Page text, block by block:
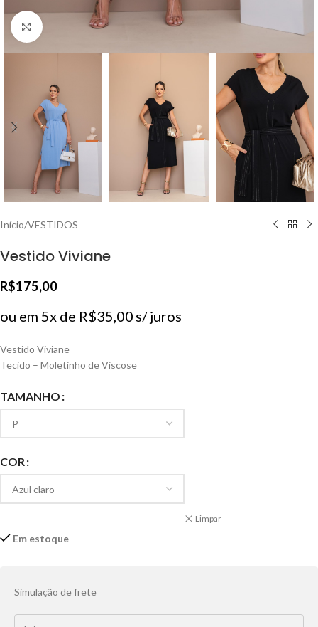
Click to enlarge
Início/VESTIDOS
Vestido Viviane
R$175,00
ou em 5x de R$35,00 s/ juros
Vestido Viviane
Tecido – Moletinho de Viscose
TAMANHO
COR
Limpar
Em estoque
Simulação de frete